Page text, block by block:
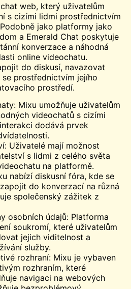
web, který uživatelům
s cizími lidmi prostřednictvím
jako platformy jako
a Emerald Chat poskytuje
konverzace a náhodná
online videochatu.
do diskusí, navazovat
prostřednictvím jejího
prostředí.
Mixu umožňuje uživatelům
videochatů s cizími
dodává prvek
Uživatelé mají možnost
s lidmi z celého světa
na platformě.
nabízí diskusní fóra, kde se
do konverzací na různá
společenský zážitek z
osobních údajů: Platforma
soukromí, které uživatelům
jejich viditelnost a
služby.
rozhraní: Mixu je vybaven
rozhraním, které
navigaci na webových